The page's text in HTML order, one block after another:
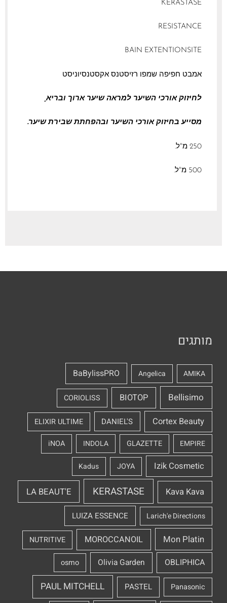
KERASTASE
RESISTANCE
BAIN EXTENTIONSITE
אמבט חפיפה שמפו רזיסטנס אקסטנסיוניסט
לחיזוק אורכי השיער למראה שיער ארוך ובריא,
מסייע בחיזוק אורכי השיער ובהפחתת שבירת שיער.
250 מ"ל.
500 מ"ל.
מותגים
AMIKA
Angelica
BaBylissPRO
Bellisimo
BIOTOP
CORIOLISS
Cortex Beauty
DANIEL'S
ELIXIR ULTIME
EMPIRE
GLAZETTE
INDOLA
iNOA
Izik Cosmetic
JOYA
Kadus
Kava Kava
KERASTASE
LA BEAUT'E
Larich'e Directions
LUIZA ESSENCE
Mon Platin
MOROCCANOIL
NUTRITIVE
OBLIPHICA
Olivia Garden
osmo
Panasonic
PASTEL
PAUL MITCHELL